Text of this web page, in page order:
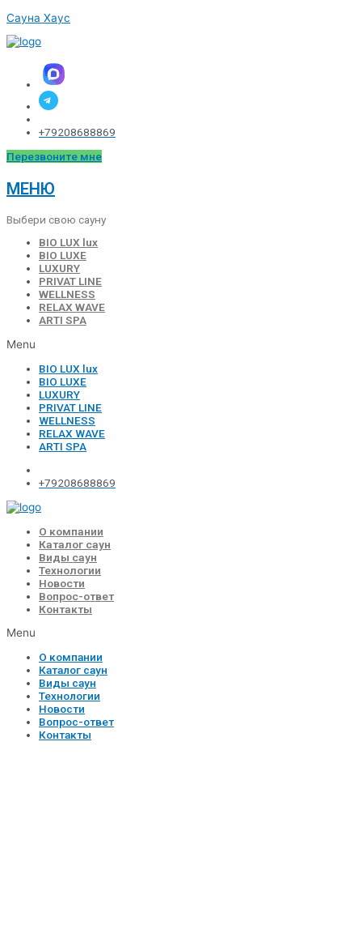
Перейти
содержимому
Сауна Хаус
+79208688869
Перезвоните мне
МЕНЮ
Выбери свою сауну
BIO LUX lux
BIO LUXE
LUXURY
PRIVAT LINE
WELLNESS
RELAX WAVE
ARTI SPA
Menu
BIO LUX lux
BIO LUXE
LUXURY
PRIVAT LINE
WELLNESS
RELAX WAVE
ARTI SPA
+79208688869
О компании
Каталог саун
Виды саун
Технологии
Новости
Вопрос-ответ
Контакты
Menu
О компании
Каталог саун
Виды саун
Технологии
Новости
Вопрос-ответ
Контакты